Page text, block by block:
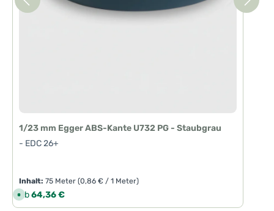
1/23 mm Egger ABS-Kante U732 PG - Staubgrau
- EDC 26+
Inhalt:75 Meter(0,86 € / 1 Meter)
Regulärer Preis:
S
o
f
Ab64,36 €